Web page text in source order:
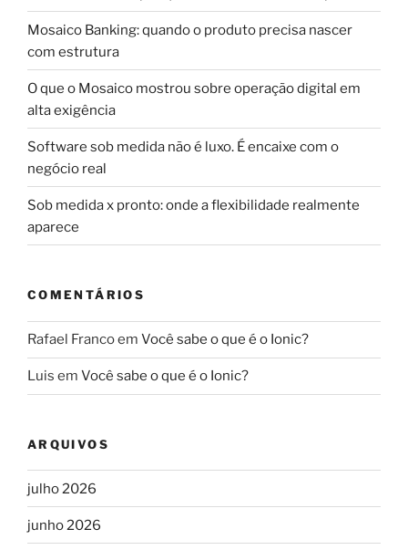
Mosaico Banking: quando o produto precisa nascer
com estrutura
O que o Mosaico mostrou sobre operação digital em
alta exigência
Software sob medida não é luxo. É encaixe com o
negócio real
Sob medida x pronto: onde a flexibilidade realmente
aparece
COMENTÁRIOS
Rafael Francoem Você sabe o que é o Ionic?
Luis em Você sabe o que é o Ionic?
ARQUIVOS
julho 2026
junho 2026